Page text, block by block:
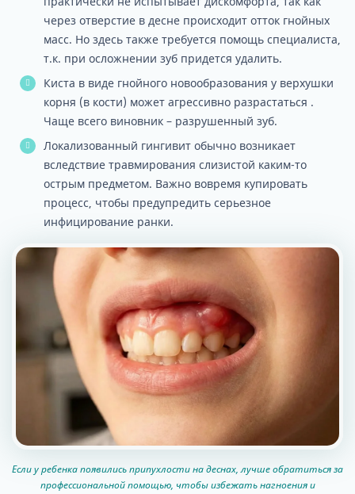
через отверстие в десне происходит отток гнойных
масс. Но здесь также требуется помощь специалиста,
т.к. при осложнении зуб придется удалить.
Киста в виде гнойного новообразования у верхушки
корня (в кости) может агрессивно разрастаться .
Чаще всего виновник – разрушенный зуб.
Локализованный гингивит обычно возникает
вследствие травмирования слизистой каким-то
острым предметом. Важно вовремя купировать
процесс, чтобы предупредить серьезное
инфицирование ранки.
Если у ребенка появились припухлости на деснах, лучше обратиться за
профессиональной помощью, чтобы избежать нагноения и